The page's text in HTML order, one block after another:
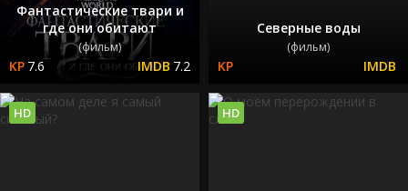
Фантастические твари и
где они обитают
(фильм)
7.6 7.2
Северные воды
(фильм)
HD HD